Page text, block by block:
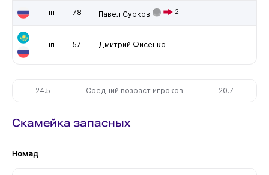
нп 78 Павел Сурков 2
нп 57 Дмитрий Фисенко
24.5 Средний возраст игроков 20.7
Скамейка запасных
Номад